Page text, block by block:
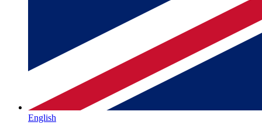
English